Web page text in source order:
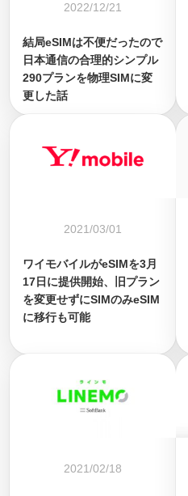
2022/12/21
結局eSIMは不便だったので
日本通信の合理的シンプル
290プランを物理SIMに変
更した話
2021/03/01
ワイモバイルがeSIMを3月
17日に提供開始、旧プラン
を変更せずにSIMのみeSIM
に移行も可能
2021/02/18